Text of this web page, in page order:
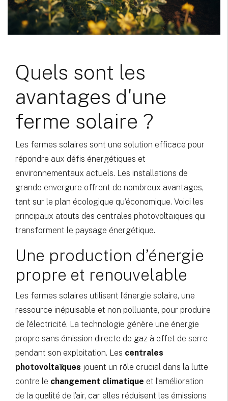
Quels sont les
avantages d'une
ferme solaire ?
Les fermes solaires sont une solution efficace pour
répondre aux défis énergétiques et
environnementaux actuels. Les installations de
grande envergure offrent de nombreux avantages,
tant sur le plan écologique qu’économique. Voici les
principaux atouts des centrales photovoltaïques qui
transforment le paysage énergétique.
Une production d’énergie
propre et renouvelable
Les fermes solaires utilisent l’énergie solaire, une
ressource inépuisable et non polluante, pour produire
de l’électricité. La technologie génère une énergie
propre sans émission directe de gaz à effet de serre
pendant son exploitation. Les centrales
photovoltaïques jouent un rôle crucial dans la lutte
contre le changement climatique et l’amélioration
de la qualité de l’air, car elles réduisent les émissions